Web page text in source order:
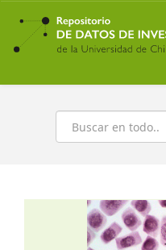
Ir
contenido
principal
Buscar